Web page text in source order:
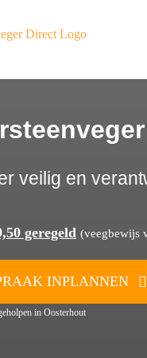
veilig en
geregeld (veegbewijs
INPLANNEN
in Oosterhout